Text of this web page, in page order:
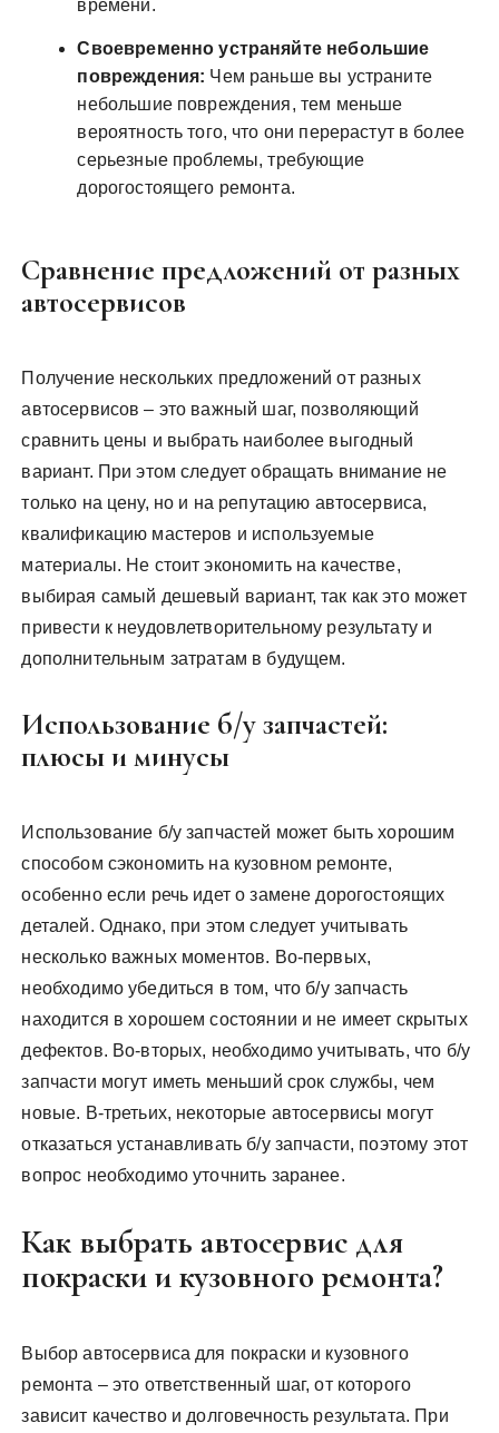
времени.
Своевременно устраняйте небольшие
повреждения: Чем раньше вы устраните
небольшие повреждения, тем меньше
вероятность того, что они перерастут в более
серьезные проблемы, требующие
дорогостоящего ремонта.
Сравнение предложений от разных
автосервисов
Получение нескольких предложений от разных
автосервисов – это важный шаг, позволяющий
сравнить цены и выбрать наиболее выгодный
вариант. При этом следует обращать внимание не
только на цену, но и на репутацию автосервиса,
квалификацию мастеров и используемые
материалы. Не стоит экономить на качестве,
выбирая самый дешевый вариант, так как это может
привести к неудовлетворительному результату и
дополнительным затратам в будущем.
Использование б/у запчастей:
плюсы и минусы
Использование б/у запчастей может быть хорошим
способом сэкономить на кузовном ремонте,
особенно если речь идет о замене дорогостоящих
деталей. Однако, при этом следует учитывать
несколько важных моментов. Во-первых,
необходимо убедиться в том, что б/у запчасть
находится в хорошем состоянии и не имеет скрытых
дефектов. Во-вторых, необходимо учитывать, что б/у
запчасти могут иметь меньший срок службы, чем
новые. В-третьих, некоторые автосервисы могут
отказаться устанавливать б/у запчасти, поэтому этот
вопрос необходимо уточнить заранее.
Как выбрать автосервис для
покраски и кузовного ремонта?
Выбор автосервиса для покраски и кузовного
ремонта – это ответственный шаг, от которого
зависит качество и долговечность результата. При